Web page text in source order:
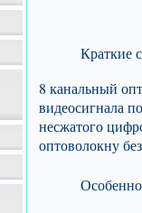
Краткие
8 канальный
видеосигнала
несжатого
оптоволокну